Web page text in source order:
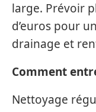
large. Prévoir
d’euros pour
drainage et
Comment
Nettoyage